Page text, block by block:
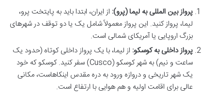
پرواز بین المللی به لیما (پرو): از ایران، ابتدا باید به پایتخت پرو،
لیما، پرواز کنید. این پرواز معمولاً شامل یک یا دو توقف در شهرهای
بزرگ اروپایی یا آمریکای شمالی است.
پرواز داخلی به کوسکو: از لیما، با یک پرواز داخلی کوتاه (حدود یک
ساعت و نیم) به شهر کوسکو (Cusco) سفر کنید. کوسکو که خود
یک شهر تاریخی و دروازه ورود به دره مقدس اینکاهاست، مکانی
عالی برای اقامت اولیه و هم هوایی با ارتفاع است.